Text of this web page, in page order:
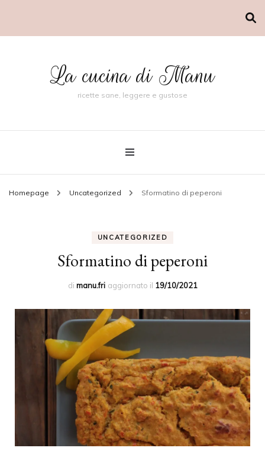
La cucina di Manu
ricette sane, leggere e gustose
Homepage Uncategorized Sformatino di peperoni
UNCATEGORIZED
Sformatino di peperoni
di manu.fri aggiornato il 19/10/2021